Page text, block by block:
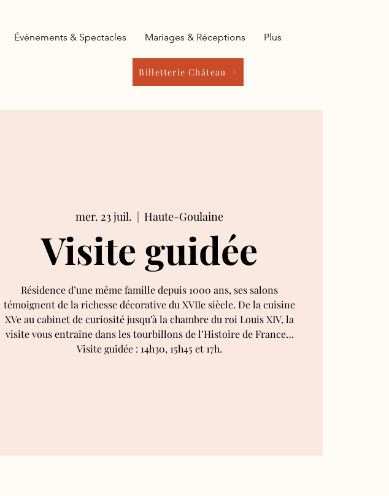
Billetterie Château
Événements & Spectacles Mariages & Réceptions Plus
mer. 23 juil.
  |
Haute-Goulaine
Visite guidée
Résidence d’une même famille depuis 1000 ans, ses salons
témoignent de la richesse décorative du XVIIe siècle. De la cuisine
XVe au cabinet de curiosité jusqu’à la chambre du roi Louis XIV, la
visite vous entraîne dans les tourbillons de l’Histoire de France…
Visite guidée : 14h30, 15h45 et 17h.